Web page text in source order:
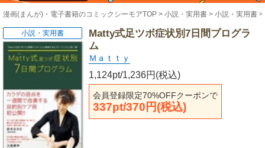
漫画(まんが)・電子書籍のコミックシーモアTOP 小説・実用書 小説・実用書
Matty式足ツボ症状別7日間プログラ
ム
Ｍａｔｔｙ
1,124pt/1,236円(税込)
会員登録限定70%OFFクーポンで
337pt/370円(税込)
小説・実用書